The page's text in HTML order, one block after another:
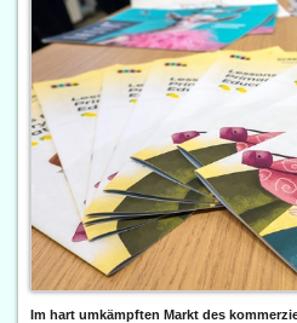
Im hart umkämpften Markt des